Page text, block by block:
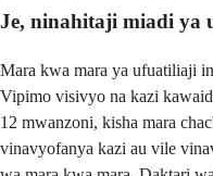
Je, ninahitaji miadi ya
Mara kwa mara ya ufuatiliaji
Vipimo visivyo na kazi
12 mwanzoni, kisha mara
vinavyofanya kazi au vile